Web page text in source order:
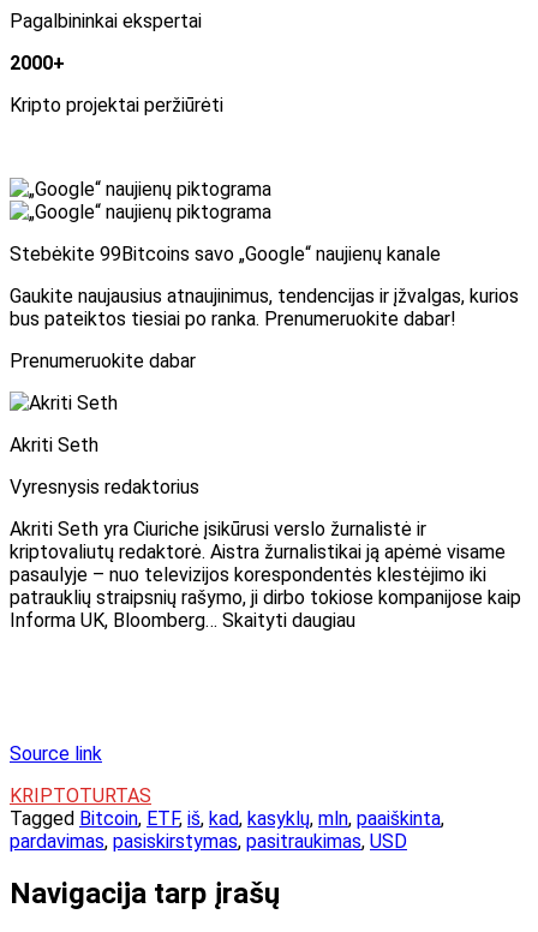
Pagalbininkai ekspertai
2000+
Kripto projektai peržiūrėti
Stebėkite 99Bitcoins savo „Google“ naujienų kanale
Gaukite naujausius atnaujinimus, tendencijas ir įžvalgas, kurios
bus pateiktos tiesiai po ranka. Prenumeruokite dabar!
Prenumeruokite dabar
Akriti Seth
Vyresnysis redaktorius
Akriti Seth yra Ciuriche įsikūrusi verslo žurnalistė ir
kriptovaliutų redaktorė. Aistra žurnalistikai ją apėmė visame
pasaulyje – nuo ​​televizijos korespondentės klestėjimo iki
patrauklių straipsnių rašymo, ji dirbo tokiose kompanijose kaip
Informa UK, Bloomberg… Skaityti daugiau
Source link
KRIPTOTURTAS
Tagged Bitcoin, ETF, iš, kad, kasyklų, mln, paaiškinta,
pardavimas, pasiskirstymas, pasitraukimas, USD
Navigacija tarp įrašų